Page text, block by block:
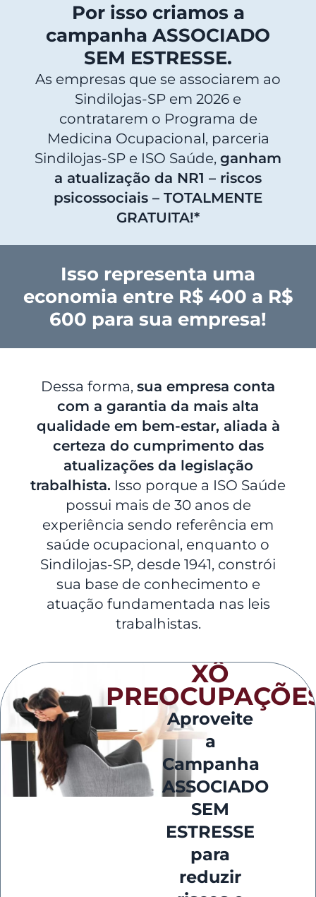
Por isso criamos a
campanha ASSOCIADO
SEM ESTRESSE.
As empresas que se associarem ao
Sindilojas-SP em 2026 e
contratarem o Programa de
Medicina Ocupacional, parceria
Sindilojas-SP e ISO Saúde, ganham
a atualização da NR1 – riscos
psicossociais – TOTALMENTE
GRATUITA!*
Isso representa uma
economia entre R$ 400 a R$
600 para sua empresa!
Dessa forma, sua empresa conta
com a garantia da mais alta
qualidade em bem-estar, aliada à
certeza do cumprimento das
atualizações da legislação
trabalhista. Isso porque a ISO Saúde
possui mais de 30 anos de
experiência sendo referência em
saúde ocupacional, enquanto o
Sindilojas-SP, desde 1941, constrói
sua base de conhecimento e
atuação fundamentada nas leis
trabalhistas.
XÔ
Aproveite
a
Campanha
ASSOCIADO
SEM
ESTRESSE
para
reduzir